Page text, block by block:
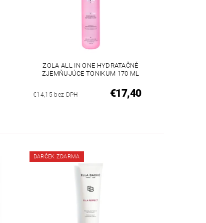
ZOLA ALL IN ONE HYDRATAČNÉ
ZJEMŇUJÚCE TONIKUM 170 ML
€14,15 bez DPH €17,40
DARČEK ZDARMA